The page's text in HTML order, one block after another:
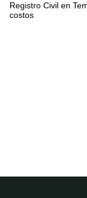
Registro Civil en
costos